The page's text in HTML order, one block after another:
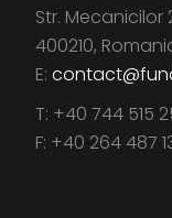
Str.
400210,
E:
T: +40 744 515
F: +40 264 487